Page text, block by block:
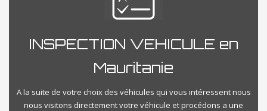
INSPECTION VEHICULE en
Mauritanie
A la suite de votre choix des véhicules qui vous intéressent nous
nous visitons directement votre véhicule et procédons a une